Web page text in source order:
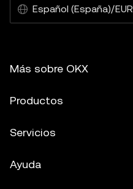
Español (España)/EUR
Más sobre OKX
Productos
Servicios
Ayuda